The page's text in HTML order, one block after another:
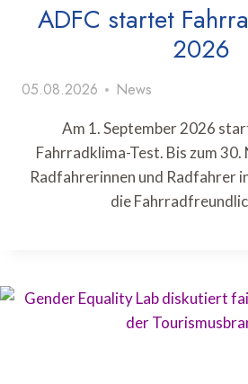
ADFC startet
2026
05.08.2026 News
Am 1. September 2026
Fahrradklima-Test. Bis zum 30.
Radfahrerinnen und Radfahrer
die